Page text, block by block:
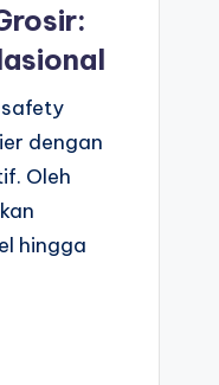
dengan
Oleh
hingga